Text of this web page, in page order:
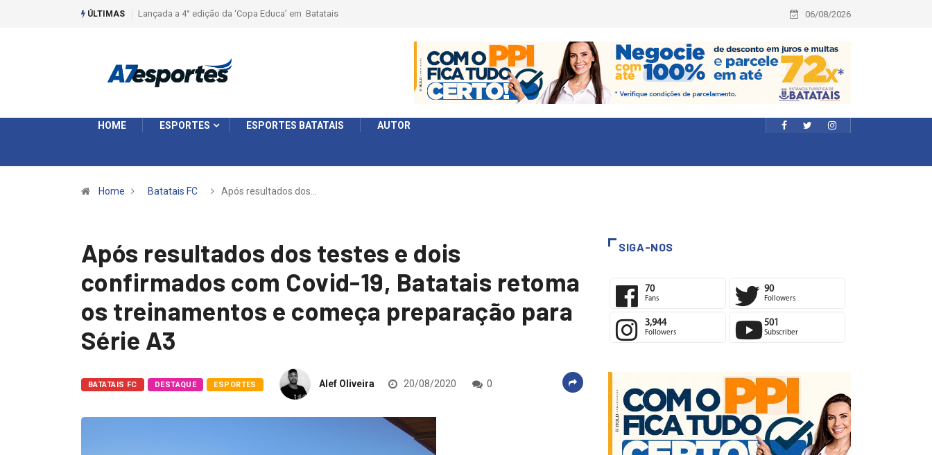
ÚLTIMAS
da ‘Copa Educa’ em BatataisLiga 2026: Equipes rompem com a LABE na Série
06/08/2026
HOME ESPORTES ESPORTES BATATAIS AUTOR
Home Batatais FC Após resultados dos…
Após resultados dos testes e dois
confirmados com Covid-19, Batatais retoma
os treinamentos e começa preparação para
Série A3
BATATAIS FC DESTAQUE ESPORTES Alef Oliveira 20/08/2020 0
SIGA-NOS
70
Fans
90
Followers
3,944
Followers
501
Subscriber